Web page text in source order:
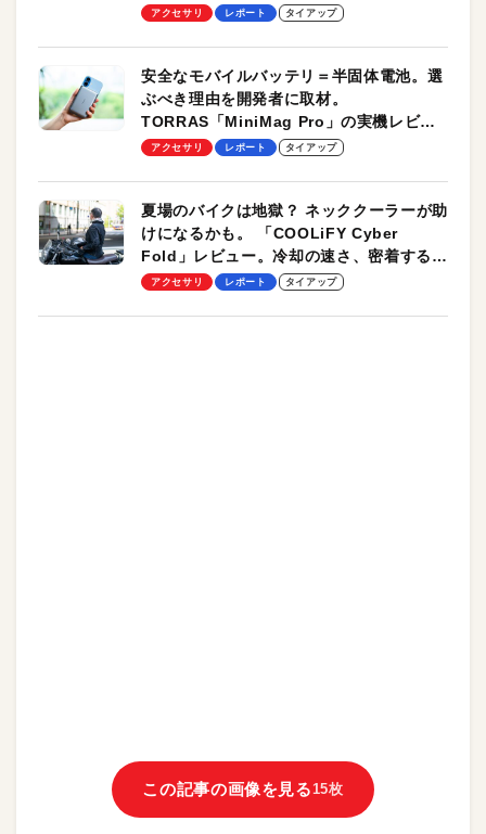
のモバイルユースに最適！
アクセサリ レポート タイアップ
安全なモバイルバッテリ＝半固体電池。選
ぶべき理由を開発者に取材。
TORRAS「MiniMag Pro」の実機レビュ
ーも
アクセサリ レポート タイアップ
夏場のバイクは地獄？ ネッククーラーが助
けになるかも。 「COOLiFY Cyber
Fold」レビュー。冷却の速さ、密着する冷
却プレート、シンプルな操作性がグッド！
アクセサリ レポート タイアップ
この記事の画像を見る15枚